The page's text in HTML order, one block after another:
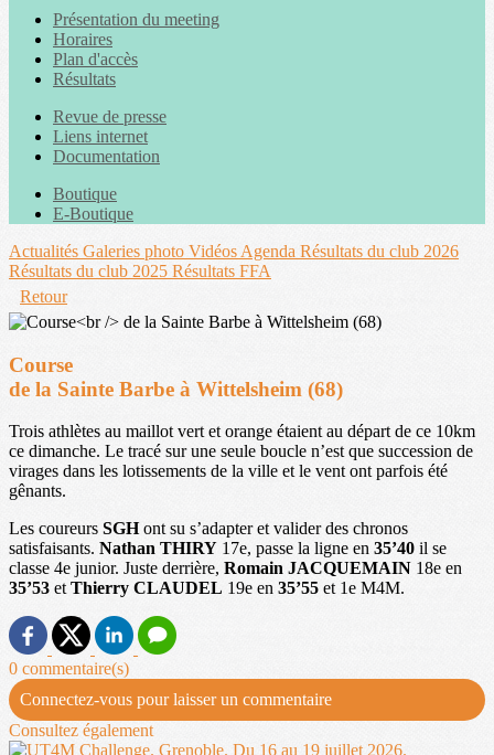
Présentation du meeting
Horaires
Plan d'accès
Résultats
Revue de presse
Liens internet
Documentation
Boutique
E-Boutique
Actualités Galeries photo Vidéos Agenda Résultats du club 2026
Résultats du club 2025 Résultats FFA
Retour
Course
de la Sainte Barbe à Wittelsheim (68)
Trois athlètes au maillot vert et orange étaient au départ de ce 10km
ce dimanche. Le tracé sur une seule boucle n’est que succession de
virages dans les lotissements de la ville et le vent ont parfois été
gênants.
Les coureurs SGHont su s’adapter et valider des chronos
satisfaisants. Nathan THIRY 17e, passe la ligne en 35’40 il se
classe 4e junior. Juste derrière, Romain JACQUEMAIN 18e en
35’53 etThierry CLAUDEL 19e en 35’55 et 1e M4M.
0 commentaire(s)
Connectez-vous pour laisser un commentaire
Consultez également